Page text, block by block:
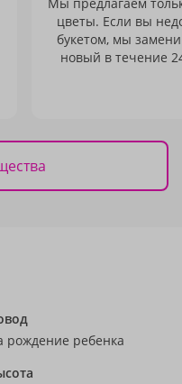
цветы. Если вы
букетом, мы
новый в течение
рождение ребенка